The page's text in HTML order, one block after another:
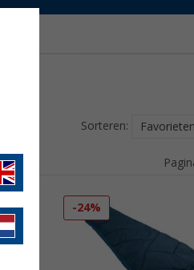
Sorteren:
-24%